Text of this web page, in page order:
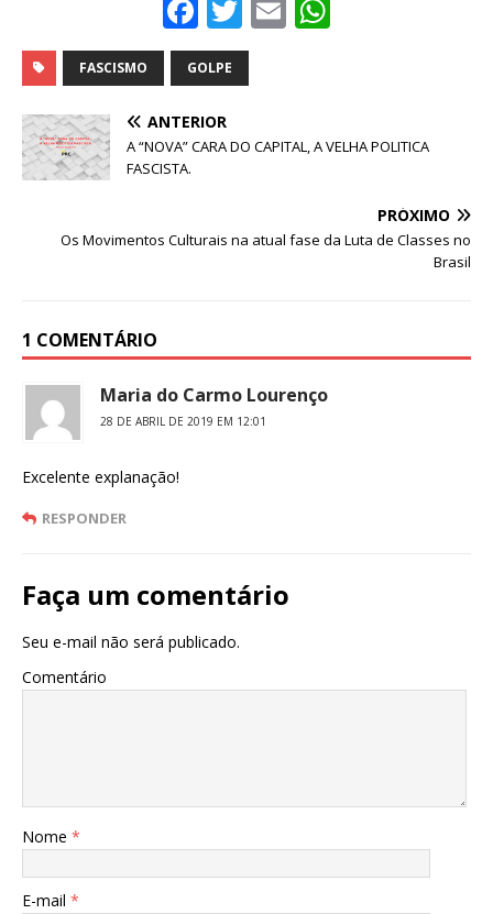
F
a
c
e
b
k
T
w
it
r
E
A
FASCISMO GOLPE
ANTERIOR
A “NOVA” CARA DO CAPITAL, A VELHA POLITICA
FASCISTA.
PRÓXIMO
Os Movimentos Culturais na atual fase da Luta de Classes no
Brasil
1 COMENTÁRIO
Maria do Carmo Lourenço
28 DE ABRIL DE 2019 EM 12:01
Excelente explanação!
RESPONDER
Faça um comentário
Seu e-mail não será publicado.
Comentário
Nome *
E-mail *